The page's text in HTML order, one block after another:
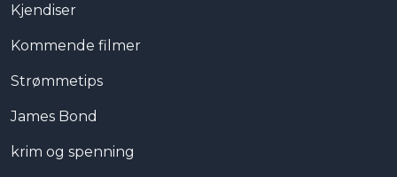
Kjendiser
Kommende filmer
Strømmetips
James Bond
krim og spenning